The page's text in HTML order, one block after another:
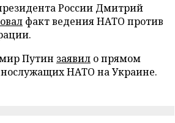
России Дмитрий
факт ведения НАТО против
Путин заявил о прямом
НАТО на Украине.